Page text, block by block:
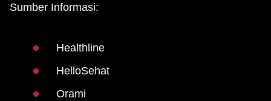
Sumber Informasi:
Healthline
HelloSehat
Orami